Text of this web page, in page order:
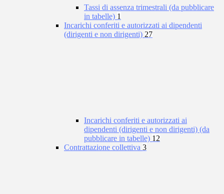
Tassi di assenza trimestrali (da pubblicare
in tabelle) 1
Incarichi conferiti e autorizzati ai dipendenti
(dirigenti e non dirigenti) 27
Incarichi conferiti e autorizzati ai
dipendenti (dirigenti e non dirigenti) (da
pubblicare in tabelle) 12
Contrattazione collettiva 3